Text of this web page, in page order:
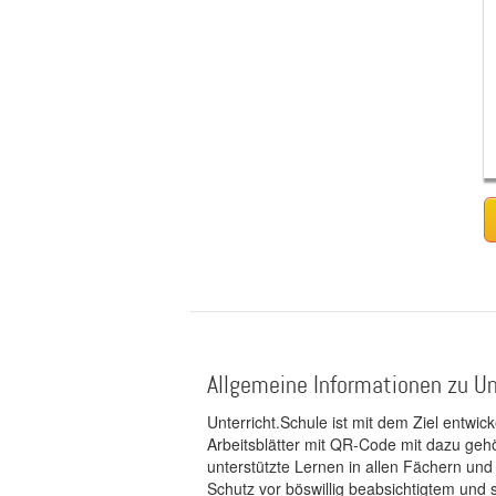
Allgemeine Informationen zu
Unterricht.Schule ist mit dem Ziel
Arbeitsblätter mit QR-Code mit dazu
unterstützte Lernen in allen Fächern
Schutz vor böswillig beabsichtigtem